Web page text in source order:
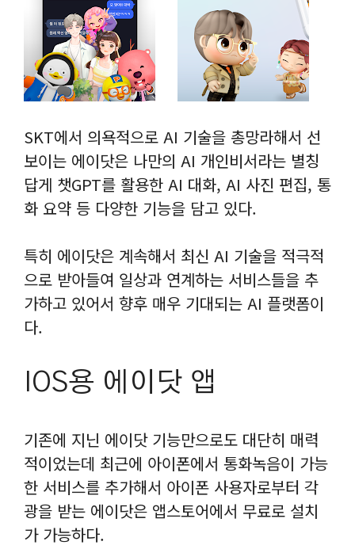
SKT에서 의욕적으로 AI 기술을 총망라해서 선
보이는 에이닷은 나만의 AI 개인비서라는 별칭
답게 챗GPT를 활용한 AI 대화, AI 사진 편집, 통
화 요약 등 다양한 기능을 담고 있다.
특히 에이닷은 계속해서 최신 AI 기술을 적극적
으로 받아들여 일상과 연계하는 서비스들을 추
가하고 있어서 향후 매우 기대되는 AI 플랫폼이
다.
IOS용 에이닷 앱
기존에 지닌 에이닷 기능만으로도 대단히 매력
적이었는데 최근에 아이폰에서 통화녹음이 가능
한 서비스를 추가해서 아이폰 사용자로부터 각
광을 받는 에이닷은 앱스토어에서 무료로 설치
가 가능하다.